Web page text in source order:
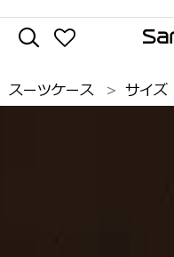
スーツケース サイズ